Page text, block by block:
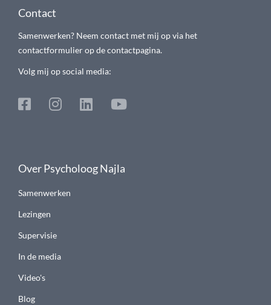
Contact
Samenwerken? Neem contact met mij op via het
contactformulier op de contactpagina.
Volg mij op social media:
Over Psycholoog Najla
Samenwerken
Lezingen
Supervisie
In de media
Video's
Blog